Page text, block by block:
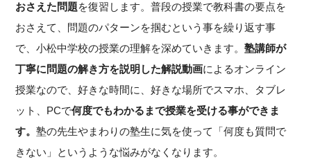
おさえた問題を復習します。普段の授業で教科書の要点を
おさえて、問題のパターンを掴むという事を繰り返す事
で、小松中学校の授業の理解を深めていきます。塾講師が
丁寧に問題の解き方を説明した解説動画によるオンライン
授業なので、好きな時間に、好きな場所でスマホ、タブレ
ット、PCで何度でもわかるまで授業を受ける事ができま
す。塾の先生やまわりの塾生に気を使って「何度も質問で
きない」というような悩みがなくなります。